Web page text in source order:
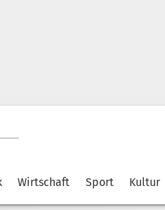
Wirtschaft Sport Kultur